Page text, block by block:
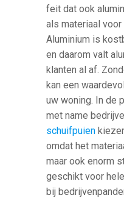
feit dat ook
als materiaal
Aluminium is
en daarom valt
klanten al af.
kan een
uw woning. In de
met name
schuifpuien
omdat het
maar ook enorm
geschikt voor
bij